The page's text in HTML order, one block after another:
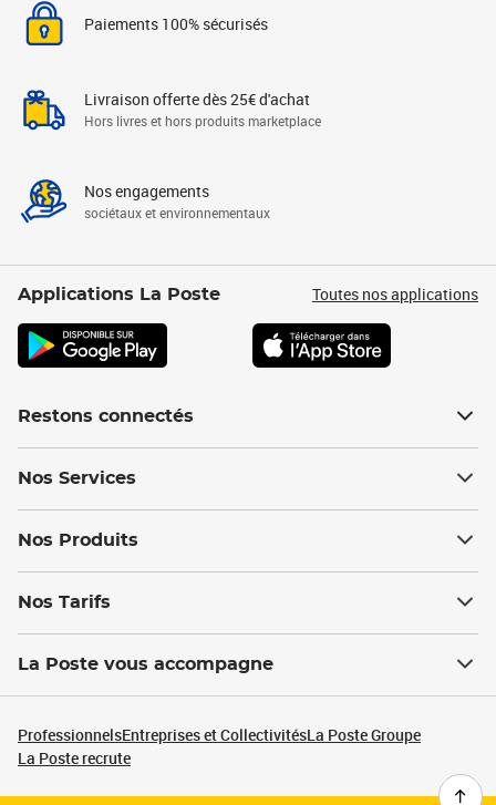
Paiements 100% sécurisés
Livraison offerte dès 25€ d'achat
Hors livres et hors produits marketplace
Nos engagements
sociétaux et environnementaux
Applications La Poste Toutes nos applications
Restons connectés
Nos Services
Nos Produits
Nos Tarifs
La Poste vous accompagne
ProfessionnelsEntreprises et CollectivitésLa Poste Groupe
La Poste recrute